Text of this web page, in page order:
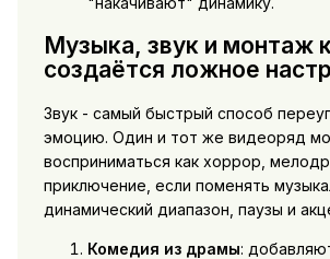
Музыка, звук и монтаж
создаётся ложное
Звук - самый быстрый способ
эмоцию. Один и тот же видеоряд
восприниматься как хоррор,
приключение, если поменять
динамический диапазон, паузы и
Комедия из драмы: